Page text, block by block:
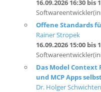
Offene Standards
Rainer Stropek
16.09.2026 15:00 bis
Das Model Context
und MCP Apps
Dr. Holger
16.09.2026 14:00 bis